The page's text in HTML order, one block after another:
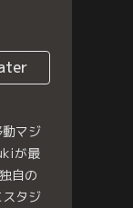
マジ
が最
自の
タジ